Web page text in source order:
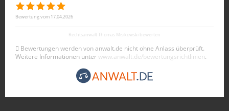
Bewertung vom 17.04.2026
Rechtsanwalt Thomas Misikowski bewerten
Bewertungen werden von anwalt.de nicht ohne Anlass überprüft.
Weitere Informationen unterwww.anwalt.de/bewertungsrichtlinien.